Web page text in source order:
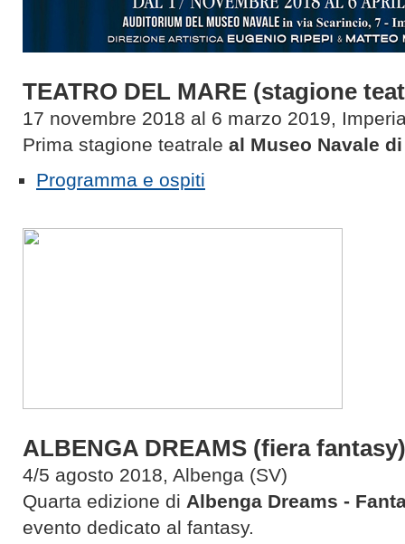
TEATRO DEL MARE (stagione
17 novembre 2018 al 6 marzo 2019,
Prima stagione teatrale al Museo Navale
Programma e ospiti
ALBENGA DREAMS (fiera fantasy)
4/5 agosto 2018, Albenga (SV)
Quarta edizione di Albenga Dreams -
evento dedicato al fantasy.